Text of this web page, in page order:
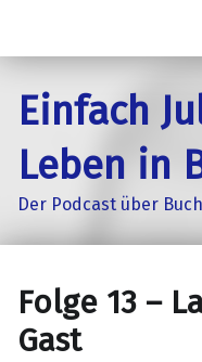
Einfach
Leben in
Der Podcast über
Folge 13 –
Gast